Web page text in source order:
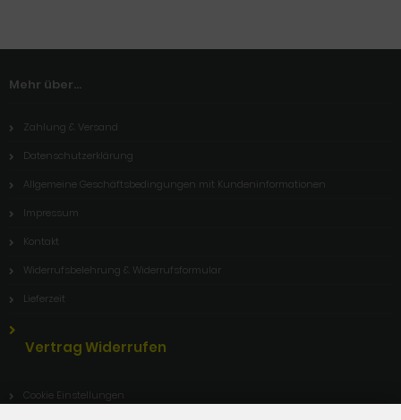
Mehr über...
Zahlung & Versand
Datenschutzerklärung
Allgemeine Geschäftsbedingungen mit Kundeninformationen
Impressum
Kontakt
Widerrufsbelehrung & Widerrufsformular
Lieferzeit
Vertrag Widerrufen
Cookie Einstellungen